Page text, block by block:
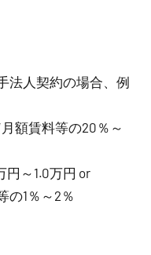
人契約の場合、例
賃料等の20％～
～1.0万円 or
1％～2％